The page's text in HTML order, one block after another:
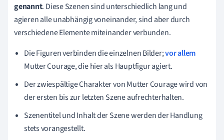
genannt. Diese Szenen sind unterschiedlich lang und
agieren alle unabhängig voneinander, sind aber durch
verschiedene Elemente miteinander verbunden.
Die Figuren verbinden die einzelnen Bilder;vor allem
Mutter Courage, die hier als Hauptfigur agiert.
Der zwiespältige Charakter von Mutter Courage wird von
der ersten bis zur letzten Szene aufrechterhalten.
Szenentitel und Inhalt der Szene werden der Handlung
stets vorangestellt.